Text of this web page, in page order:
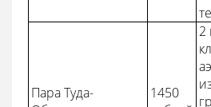
Пара Туда-
1450
2